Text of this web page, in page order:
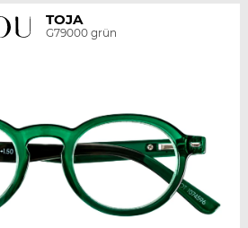
TOJA
G79000 grün